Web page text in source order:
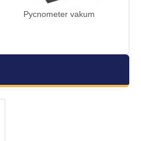
vakum Pelacak roda